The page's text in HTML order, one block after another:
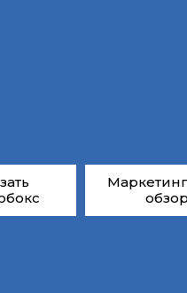
обзор